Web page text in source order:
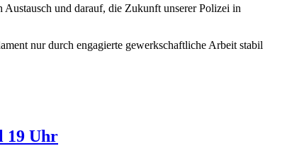
Austausch und darauf, die Zukunft unserer Polizei in
nur durch engagierte gewerkschaftliche Arbeit stabil
19 Uhr